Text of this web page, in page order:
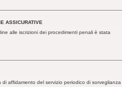
ASSICURATIVE
alle iscrizioni dei procedimenti penali è stata
affidamento del servizio periodico di sorveglianza